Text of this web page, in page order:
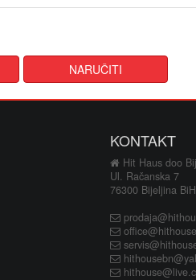
NARUČITI
KONTAKT
Hit Haus doo
Ul. Račanska 7
76300 Bijeljina BiH